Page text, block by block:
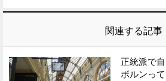
関連する記事
正統派で
ボルンっ